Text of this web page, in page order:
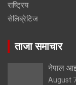
राष्ट्रिय
सेलिब्रेटिज
ताजा समाचार
नेपाल
August